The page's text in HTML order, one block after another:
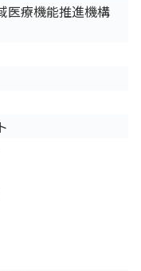
医療機能推進機構